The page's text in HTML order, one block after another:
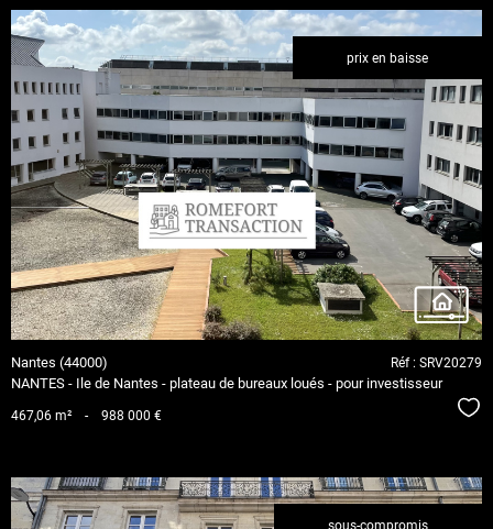
prix en baisse
voir le
bien
Nantes (44000)
NANTES - Ile de Nantes - plateau de bureaux loués - pour investisseur
Réf : SRV20279
467,06 m² - 988 000 €
sous-compromis